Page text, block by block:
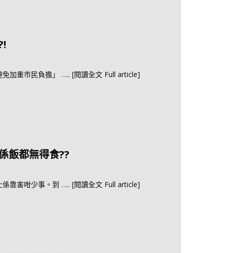
加重市民負擔」 ….. [閱讀全文 Full article]
飯都無得食??
靠害咁少事。到 ….. [閱讀全文 Full article]